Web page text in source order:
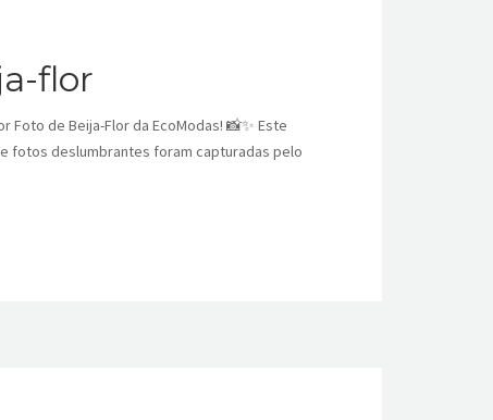
flor
Foto de Beija-Flor da EcoModas! 📸✨ Este
fotos deslumbrantes foram capturadas pelo